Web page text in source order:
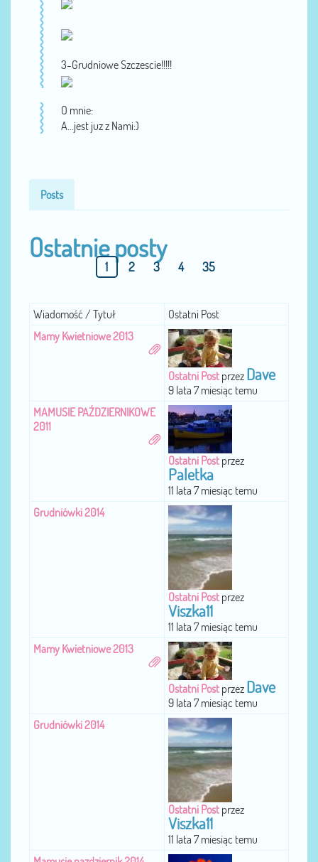
3-Grudniowe Szczescie!!!!!
O mnie:
A...jest juz z Nami:)
Posts
Ostatnie posty
1 2 3 4 35
Wiadomość / Tytuł
Ostatni Post
Mamy Kwietniowe 2013
Ostatni Post przez Dave
9 lata 7 miesiąc temu
MAMUSIE PAŹDZIERNIKOWE
2011
Ostatni Post przez
Paletka
11 lata 7 miesiąc temu
Grudniówki 2014
Ostatni Post przez
Viszka11
11 lata 7 miesiąc temu
Mamy Kwietniowe 2013
Ostatni Post przez Dave
9 lata 7 miesiąc temu
Grudniówki 2014
Ostatni Post przez
Viszka11
11 lata 7 miesiąc temu